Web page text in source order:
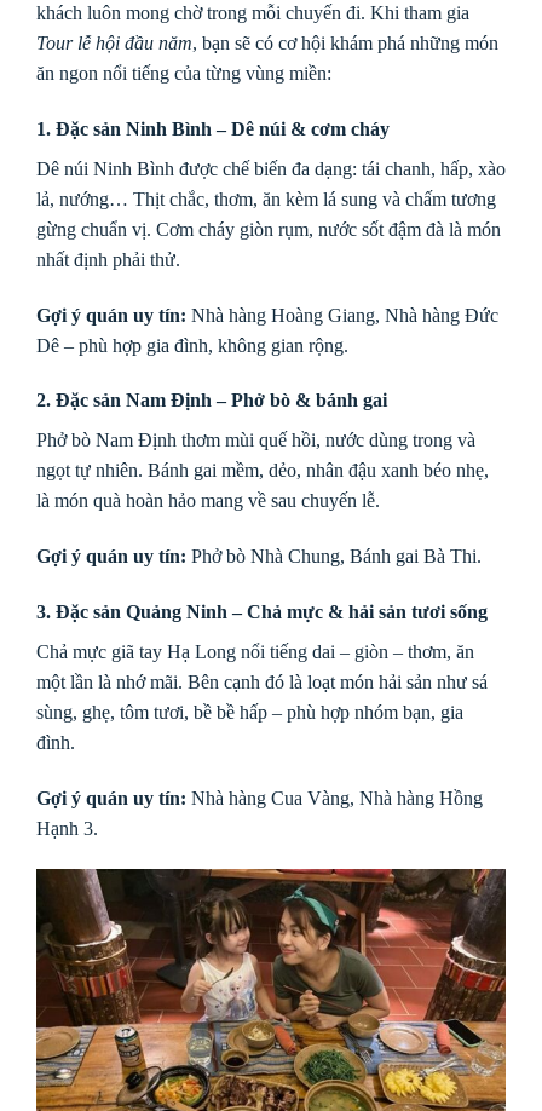
khách luôn mong chờ trong mỗi chuyến đi. Khi tham gia
Tour lễ hội đầu năm, bạn sẽ có cơ hội khám phá những món
ăn ngon nổi tiếng của từng vùng miền:
1. Đặc sản Ninh Bình – Dê núi & cơm cháy
Dê núi Ninh Bình được chế biến đa dạng: tái chanh, hấp, xào
lả, nướng… Thịt chắc, thơm, ăn kèm lá sung và chấm tương
gừng chuẩn vị. Cơm cháy giòn rụm, nước sốt đậm đà là món
nhất định phải thử.
Gợi ý quán uy tín: Nhà hàng Hoàng Giang, Nhà hàng Đức
Dê – phù hợp gia đình, không gian rộng.
2. Đặc sản Nam Định – Phở bò & bánh gai
Phở bò Nam Định thơm mùi quế hồi, nước dùng trong và
ngọt tự nhiên. Bánh gai mềm, dẻo, nhân đậu xanh béo nhẹ,
là món quà hoàn hảo mang về sau chuyến lễ.
Gợi ý quán uy tín: Phở bò Nhà Chung, Bánh gai Bà Thi.
3. Đặc sản Quảng Ninh – Chả mực & hải sản tươi sống
Chả mực giã tay Hạ Long nổi tiếng dai – giòn – thơm, ăn
một lần là nhớ mãi. Bên cạnh đó là loạt món hải sản như sá
sùng, ghẹ, tôm tươi, bề bề hấp – phù hợp nhóm bạn, gia
đình.
Gợi ý quán uy tín: Nhà hàng Cua Vàng, Nhà hàng Hồng
Hạnh 3.